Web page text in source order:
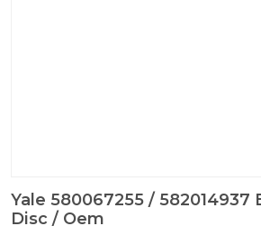
Yale 580067255 / 582014937
Disc / Oem